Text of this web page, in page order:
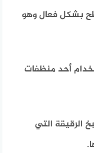
بشكل فعال وهو
أحد منظفات
الرقيقة التي